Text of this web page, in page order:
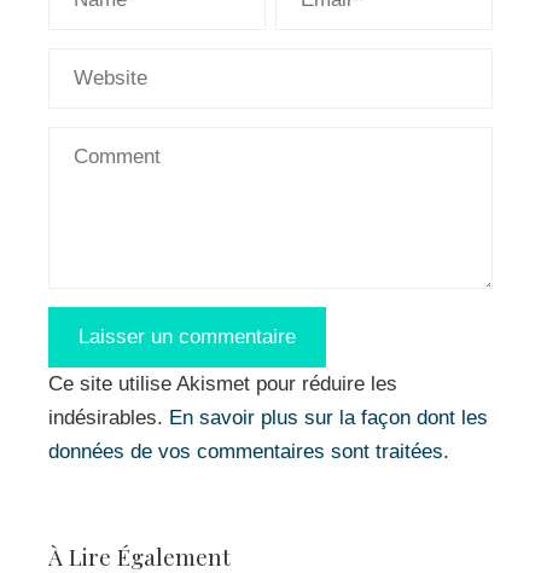
Ce site utilise Akismet pour réduire les
indésirables. En savoir plus sur la façon dont les
données de vos commentaires sont traitées.
À Lire Également